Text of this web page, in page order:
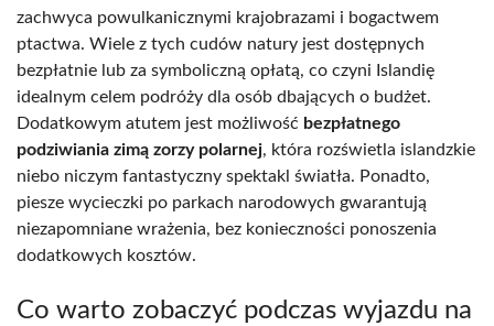
zachwyca powulkanicznymi krajobrazami i bogactwem
ptactwa. Wiele z tych cudów natury jest dostępnych
bezpłatnie lub za symboliczną opłatą, co czyni Islandię
idealnym celem podróży dla osób dbających o budżet.
Dodatkowym atutem jest możliwość bezpłatnego
podziwiania zimą zorzy polarnej, która rozświetla islandzkie
niebo niczym fantastyczny spektakl światła. Ponadto,
piesze wycieczki po parkach narodowych gwarantują
niezapomniane wrażenia, bez konieczności ponoszenia
dodatkowych kosztów.
Co warto zobaczyć podczas wyjazdu na